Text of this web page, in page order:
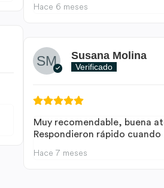
Hace 6 meses
Susana Molina
Verificado
Muy recomendable, buena
Respondieron rápido cuando
Hace 7 meses